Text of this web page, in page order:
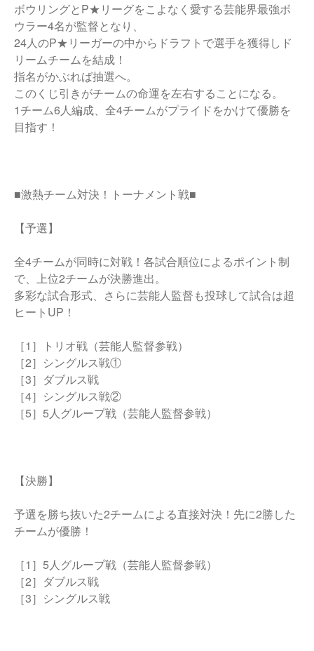
ボウリングとP★リーグをこよなく愛する芸能界最強ボ
ウラー4名が監督となり、
24人のP★リーガーの中からドラフトで選手を獲得しド
リームチームを結成！
指名がかぶれば抽選へ。
このくじ引きがチームの命運を左右することになる。
1チーム6人編成、全4チームがプライドをかけて優勝を
目指す！
■激熱チーム対決！トーナメント戦■
【予選】
全4チームが同時に対戦！各試合順位によるポイント制
で、上位2チームが決勝進出。
多彩な試合形式、さらに芸能人監督も投球して試合は超
ヒートUP！
［1］トリオ戦（芸能人監督参戦）
［2］シングルス戦①
［3］ダブルス戦
［4］シングルス戦②
［5］5人グループ戦（芸能人監督参戦）
【決勝】
予選を勝ち抜いた2チームによる直接対決！先に2勝した
チームが優勝！
［1］5人グループ戦（芸能人監督参戦）
［2］ダブルス戦
［3］シングルス戦